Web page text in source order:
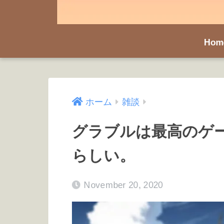
ホーム 雑談
グラブルは最高のゲ
らしい。
November 20, 2020